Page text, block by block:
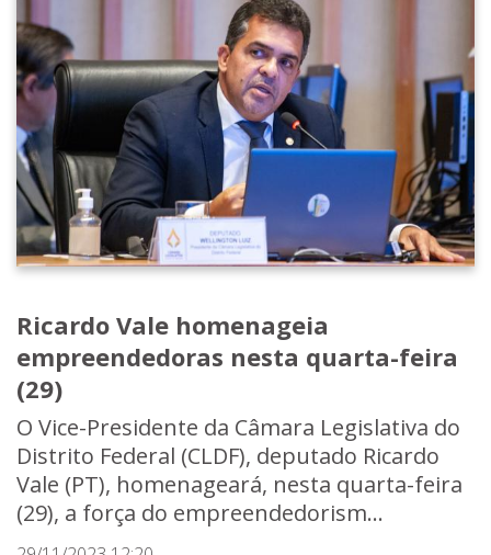
Ricardo Vale homenageia
empreendedoras nesta quarta-feira
(29)
O Vice-Presidente da Câmara Legislativa do
Distrito Federal (CLDF), deputado Ricardo
Vale (PT), homenageará, nesta quarta-feira
(29), a força do empreendedorism...